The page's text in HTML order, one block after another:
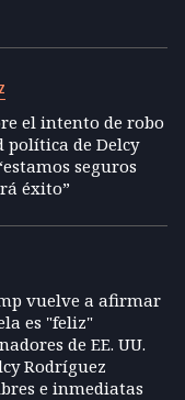
el intento de robo
política de Delcy
seguros
éxito”
vuelve a afirmar
es "feliz"
de EE. UU.
Rodríguez
e inmediatas